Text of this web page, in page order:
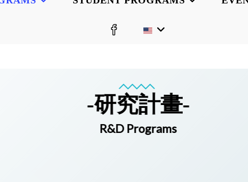
-研究計畫-
R&D Programs